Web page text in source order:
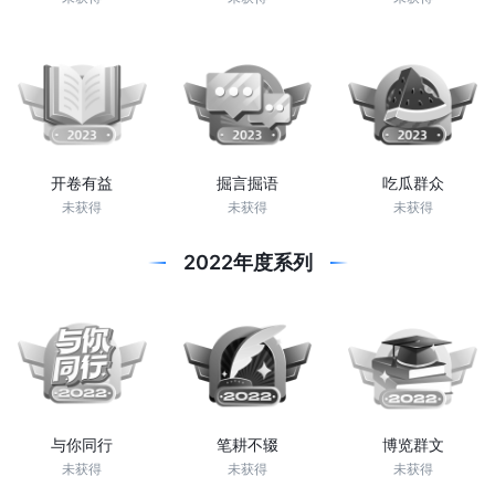
开卷有益
未获得
掘言掘语
未获得
吃瓜群众
未获得
2022年度系列
与你同行
未获得
笔耕不辍
未获得
博览群文
未获得